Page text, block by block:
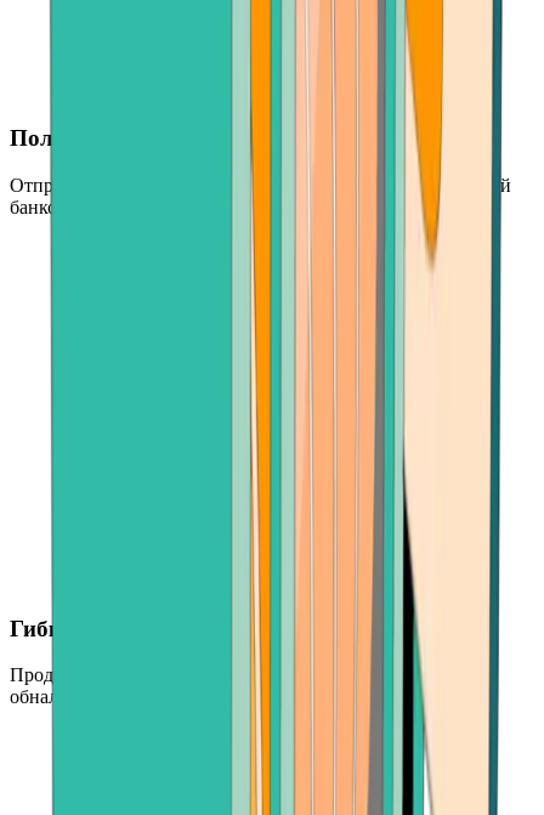
Получите свои деньги быстро
Отправьте свою криптовалюту и получите средства на свой
банковский счет в течение нескольких минут.
Гибкие суммы
Продавайте столько или меньше, сколько хотите —
обналичивайте большие или маленькие суммы.